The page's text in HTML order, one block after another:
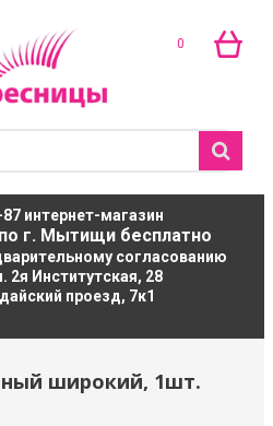
0
интернет-магазин
Мытищи бесплатно
согласованию
Институтская, 28
проезд, 7к1
широкий, 1шт.